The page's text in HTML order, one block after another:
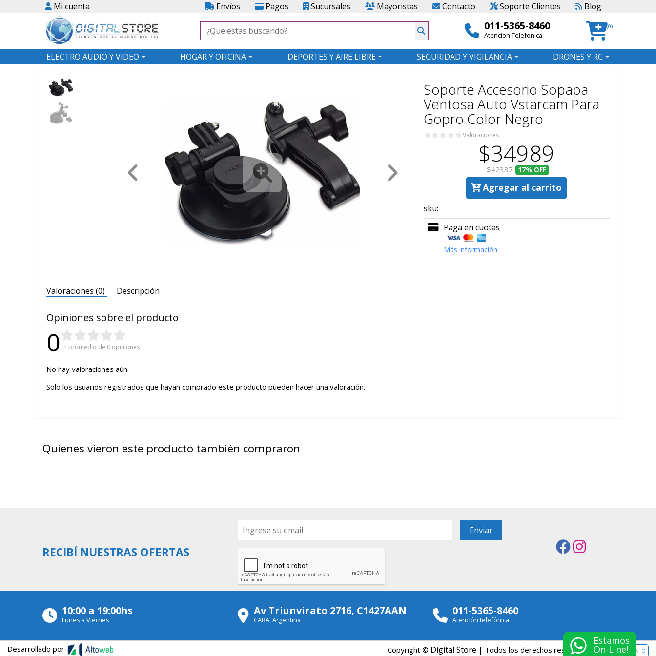
Mi cuenta Envíos Pagos Sucursales Mayoristas Contacto Soporte Clientes Blog
011-5365-8460
Atencion Telefonica
(0)
ELECTRO AUDIO Y VIDEO HOGAR Y OFICINA DEPORTES Y AIRE LIBRE SEGURIDAD Y VIGILANCIA DRONES Y RC
Soporte Accesorio Sopapa
Ventosa Auto Vstarcam Para
Gopro Color Negro
Valoraciones
$34989
$42337 17% OFF
Agregar al carrito
sku:
Pagá en cuotas
Más información
Valoraciones (0) Descripción
Opiniones sobre el producto
0En promedio de 0 opiniones
No hay valoraciones aún.
Solo los usuarios registrados que hayan comprado este producto pueden hacer una valoración.
Quienes vieron este producto también compraron
RECIBÍ NUESTRAS OFERTAS
10:00 a 19:00hs
Lunes a Viernes
Av Triunvirato 2716, C1427AAN
CABA, Argentina
011-5365-8460
Atención telefónica
Desarrollado por Copyright © Digital Store | Todos los derechos reservados. ARREPENTIMIENTO
Estamos
On-Line!